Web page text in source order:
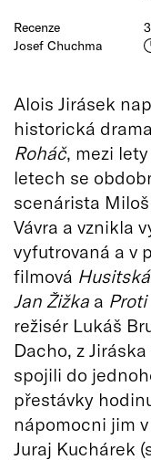
Recenze
Josef Chuchma
Alois Jirásek
historická
Roháč, mezi
letech se
scenárista
Vávra a vznikla
vyfutrovaná a v
filmová
Jan Žižka a Proti
režisér Lukáš
Dacho, z
spojili do
přestávky
nápomocni jim
Juraj Kuchárek